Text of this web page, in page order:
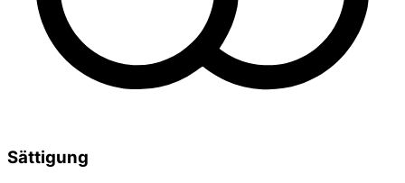
Sättigung